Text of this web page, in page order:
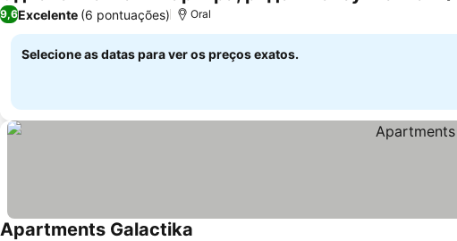
9,6Excelente (6 pontuações) Oral
Selecione as datas para ver os preços exatos.
Apartments Galactika